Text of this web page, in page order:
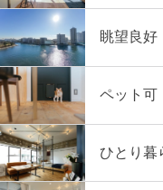
眺望良好
ペット可
ひとり暮